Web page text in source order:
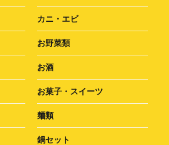
カニ・エビ
お野菜類
お酒
お菓子・スイーツ
麺類
鍋セット